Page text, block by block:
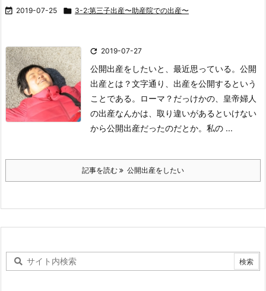
 2019-07-25  3-2:第三子出産〜助産院での出産〜
 2019-07-27
公開出産をしたいと、最近思っている。 公開
出産とは？文字通り、出産を公開するという
ことである。
ローマ？だっけかの、皇帝婦人
の出産なんかは、取り違いがあるといけない
から公開出産だったのだとか。 私の ...
記事を読む 公開出産をしたい